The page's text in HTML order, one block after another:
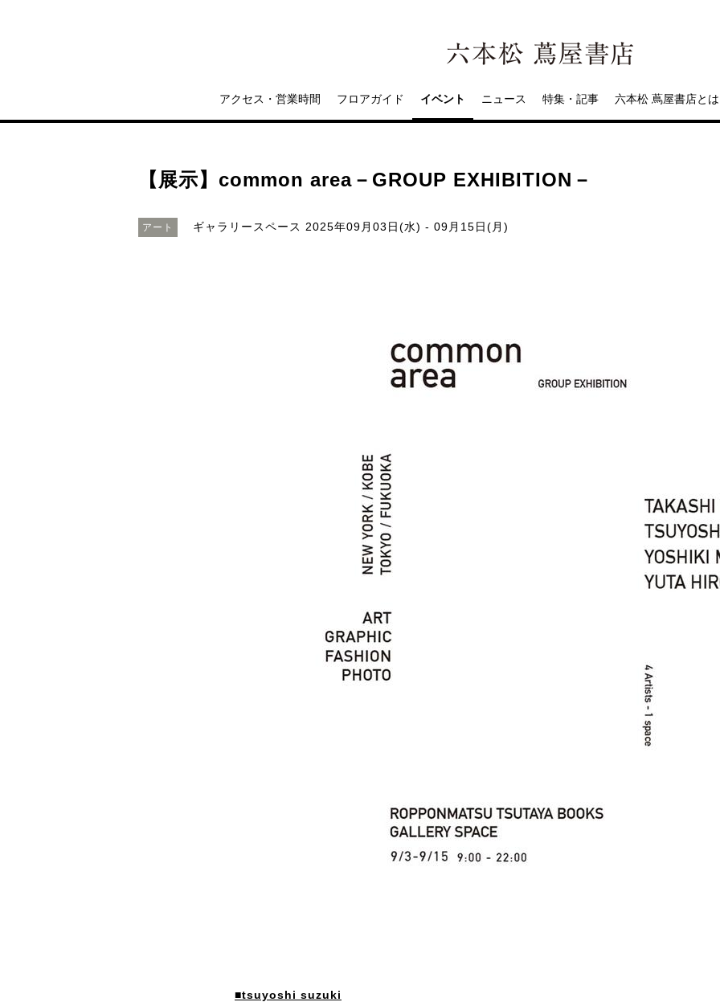
アクセス・営業時間 フロアガイド イベント ニュース 特集・記事 六本松 蔦屋書店とは
【展示】common area－GROUP EXHIBITION－
アート ギャラリースペース 2025年09月03日(水) - 09月15日(月)
■tsuyoshi suzuki